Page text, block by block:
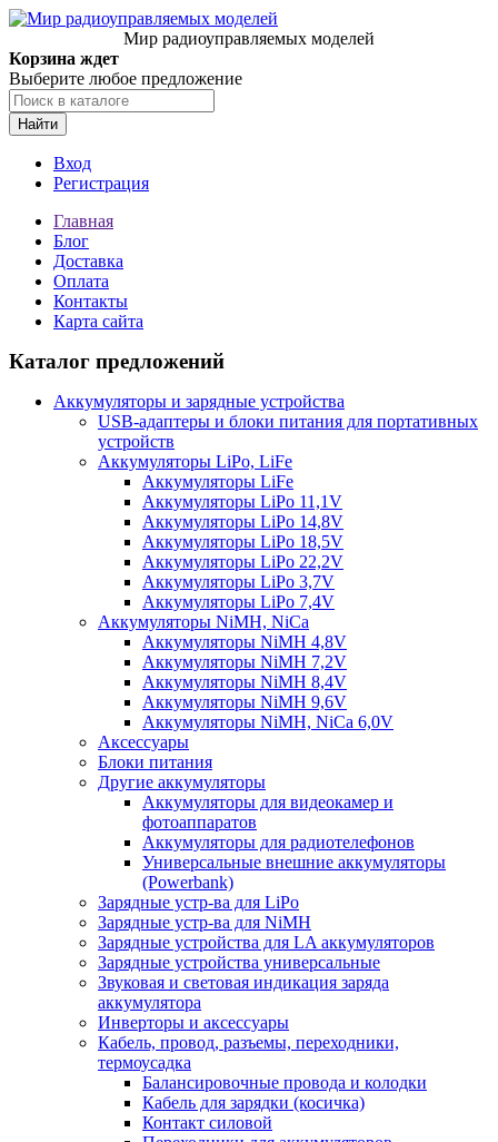
Мир радиоуправляемых моделей
Корзина ждет
Выберите любое предложение
Найти
Вход
Регистрация
Главная
Блог
Доставка
Оплата
Контакты
Карта сайта
Каталог предложений
Аккумуляторы и зарядные устройства
USB-адаптеры и блоки питания для портативных
устройств
Аккумуляторы LiPo, LiFe
Аккумуляторы LiFe
Аккумуляторы LiPo 11,1V
Аккумуляторы LiPo 14,8V
Аккумуляторы LiPo 18,5V
Аккумуляторы LiPo 22,2V
Аккумуляторы LiPo 3,7V
Аккумуляторы LiPo 7,4V
Аккумуляторы NiMH, NiCa
Аккумуляторы NiMH 4,8V
Аккумуляторы NiMH 7,2V
Аккумуляторы NiMH 8,4V
Аккумуляторы NiMH 9,6V
Аккумуляторы NiMH, NiCa 6,0V
Аксессуары
Блоки питания
Другие аккумуляторы
Аккумуляторы для видеокамер и
фотоаппаратов
Аккумуляторы для радиотелефонов
Универсальные внешние аккумуляторы
(Powerbank)
Зарядные устр-ва для LiPo
Зарядные устр-ва для NiMH
Зарядные устройства для LA аккумуляторов
Зарядные устройства универсальные
Звуковая и световая индикация заряда
аккумулятора
Инверторы и аксессуары
Кабель, провод, разъемы, переходники,
термоусадка
Балансировочные провода и колодки
Кабель для зарядки (косичка)
Контакт силовой